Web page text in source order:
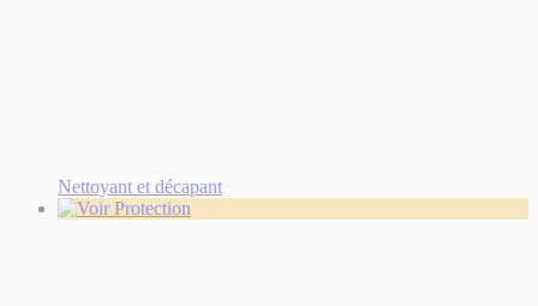
Nettoyant et décapant